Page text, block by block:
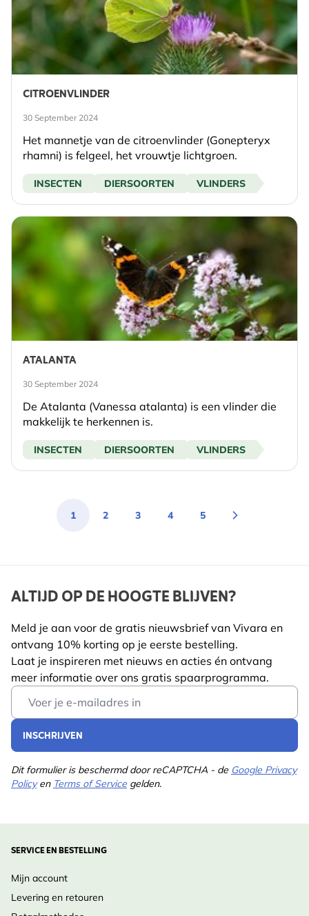
CITROENVLINDER
30 September 2024
Het mannetje van de citroenvlinder (Gonepteryx
rhamni) is felgeel, het vrouwtje lichtgroen.
INSECTEN DIERSOORTEN VLINDERS
ATALANTA
30 September 2024
De Atalanta (Vanessa atalanta) is een vlinder die
makkelijk te herkennen is.
INSECTEN DIERSOORTEN VLINDERS
You're currently reading page
1 Page
2 Page
3 Page
4 Page
5
ALTIJD OP DE HOOGTE BLIJVEN?
Meld je aan voor de gratis nieuwsbrief van Vivara en
ontvang 10% korting op je eerste bestelling.
Laat je inspireren met nieuws en acties én ontvang
meer informatie over ons gratis spaarprogramma.
Email Address
INSCHRIJVEN
Dit formulier is beschermd door reCAPTCHA - de Google Privacy
Policyen Terms of Service gelden.
SERVICE EN BESTELLING
Mijn account
Levering en retouren